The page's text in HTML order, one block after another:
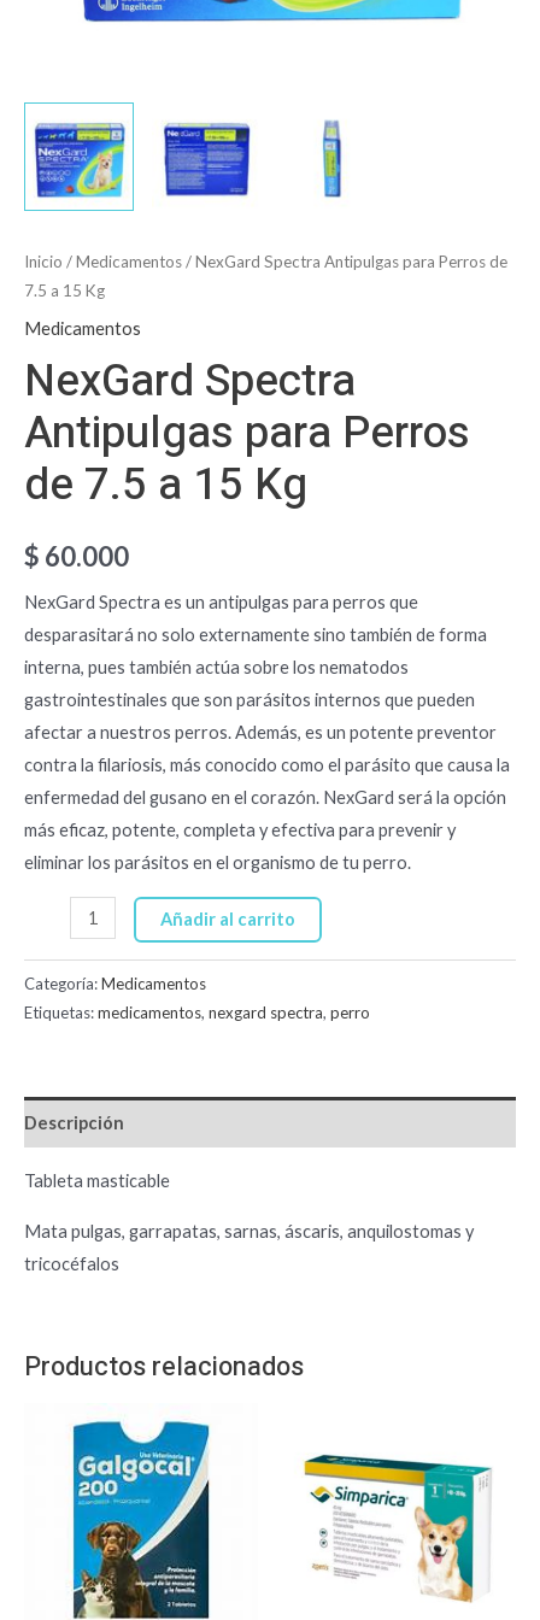
Inicio /Medicamentos/ NexGard Spectra Antipulgas para Perros de
7.5 a 15 Kg
Medicamentos
NexGard Spectra
Antipulgas para Perros
de 7.5 a 15 Kg
$ 60.000
NexGard Spectra es un antipulgas para perros que
desparasitará no solo externamente sino también de forma
interna, pues también actúa sobre los nematodos
gastrointestinales que son parásitos internos que pueden
afectar a nuestros perros. Además, es un potente preventor
contra la filariosis, más conocido como el parásito que causa la
enfermedad del gusano en el corazón. NexGard será la opción
más eficaz, potente, completa y efectiva para prevenir y
eliminar los parásitos en el organismo de tu perro.
Añadir al carrito
Categoría:Medicamentos
Etiquetas:medicamentos, nexgard spectra, perro
Descripción
Tableta masticable
Mata pulgas, garrapatas, sarnas, áscaris, anquilostomas y
tricocéfalos
Productos relacionados